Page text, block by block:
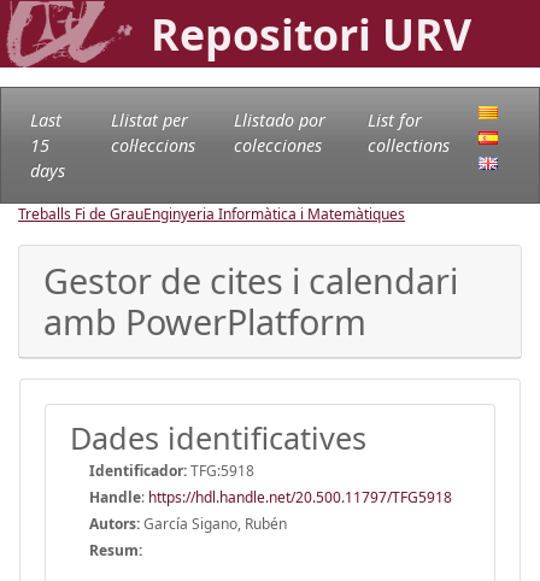
Repositori URV
Last
15
days
Llistat per
col·leccions
Llistado por
colecciones
List for
collections
Treballs Fi de GrauEnginyeria Informàtica i Matemàtiques
Gestor de cites i calendari
amb PowerPlatform
Dades identificatives
Identificador:TFG:5918
Handle: https://hdl.handle.net/20.500.11797/TFG5918
Autors:García Sigano, Rubén
Resum: